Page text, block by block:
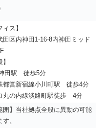
ィス】
田区内神田1-16-8内神田ミッド
田駅 徒歩5分
都営新宿線小川町駅 徒歩4分
丸の内線淡路町駅徒歩 4分
囲】当社拠点全般に異動の可能
。